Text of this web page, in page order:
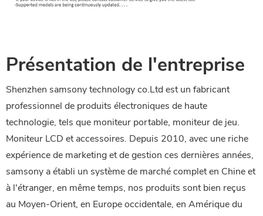
Présentation de l'entreprise
Shenzhen samsony technology co.Ltd est un fabricant
professionnel de produits électroniques de haute
technologie, tels que moniteur portable, moniteur de jeu.
Moniteur LCD et accessoires. Depuis 2010, avec une riche
expérience de marketing et de gestion ces dernières années,
samsony a établi un système de marché complet en Chine et
à l'étranger, en même temps, nos produits sont bien reçus
au Moyen-Orient, en Europe occidentale, en Amérique du